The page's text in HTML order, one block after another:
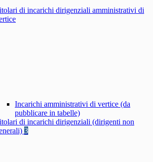
di incarichi dirigenziali amministrativi di
Incarichi amministrativi di vertice (da
pubblicare in tabelle)
di incarichi dirigenziali (dirigenti non
3